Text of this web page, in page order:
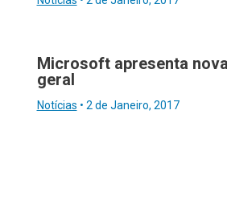
Microsoft apresenta
geral
Notícias • 2 de Janeiro, 2017